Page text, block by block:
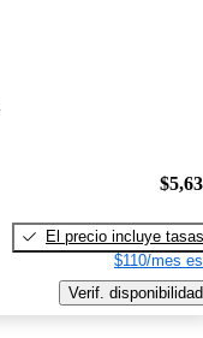
El precio incluye tasas
$110/mes
Verif. disponibilidad